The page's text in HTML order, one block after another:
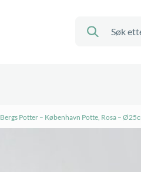
Bergs Potter – København Potte, Rosa –